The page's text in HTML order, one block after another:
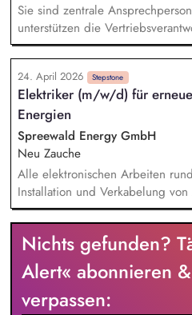
Sie sind zentrale
unterstützen die
Fragestellungen. Hierfür
mit der Leitung Gesamtvertrieb
kontinuierlich weiter und
Maßnahmen für den operativen
Prozesse entlang der gesamten
Effizienz, Nachhaltigkeit und
Marktpotenziale und entwickeln
Vertriebskonzepte weiter.
24. April 2026 Stepstone
Elektriker (m/w/d) für
Energien
Spreewald Energy GmbH
Neu Zauche
Alle elektronischen Arbeiten
Installation und Verkabelung
basierend auf Erneuerbaren
Solarstromspeicher,
E-Autos, Blockheizkraftwerke).
Anlagen und Komponenten.
Wartung und Instandhaltung. Sie
gemeinsam mit dem Kunden
Nichts gefunden?
Alert« abonnieren
verpassen: